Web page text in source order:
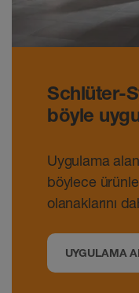
Schlüter-
böyle
Uygulama
böylece
olanaklarını
UYGULAMA